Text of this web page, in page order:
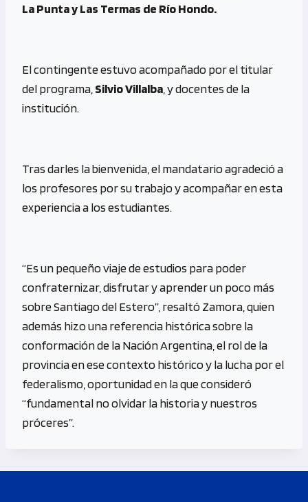
La Punta y Las Termas de Río Hondo.
El contingente estuvo acompañado por el titular
del programa, Silvio Villalba , y docentes de la
institución.
Tras darles la bienvenida, el mandatario agradeció a
los profesores por su trabajo y acompañar en esta
experiencia a los estudiantes.
“Es un pequeño viaje de estudios para poder
confraternizar, disfrutar y aprender un poco más
sobre Santiago del Estero”, resaltó Zamora, quien
además hizo una referencia histórica sobre la
conformación de la Nación Argentina, el rol de la
provincia en ese contexto histórico y la lucha por el
federalismo, oportunidad en la que consideró
“fundamental no olvidar la historia y nuestros
próceres”.